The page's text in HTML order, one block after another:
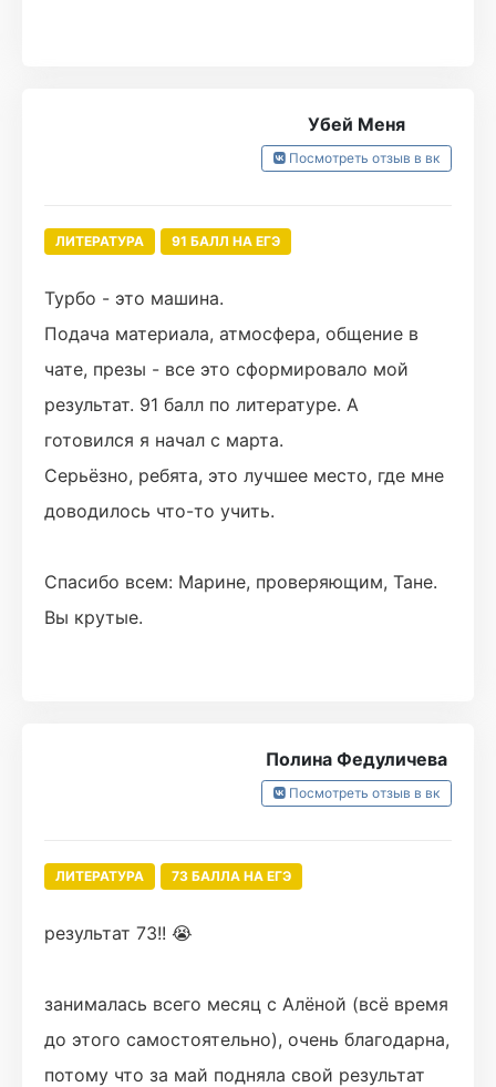
Убей Меня
Посмотреть отзыв в вк
ЛИТЕРАТУРА 91 БАЛЛ НА ЕГЭ
Турбо - это машина.
Подача материала, атмосфера, общение в
чате, презы - все это сформировало мой
результат. 91 балл по литературе. А
готовился я начал с марта.
Серьёзно, ребята, это лучшее место, где мне
доводилось что-то учить.
Спасибо всем: Марине, проверяющим, Тане.
Вы крутые.
Полина Федуличева
Посмотреть отзыв в вк
ЛИТЕРАТУРА 73 БАЛЛА НА ЕГЭ
результат 73!! 😭
занималась всего месяц с Алёной (всё время
до этого самостоятельно), очень благодарна,
потому что за май подняла свой результат